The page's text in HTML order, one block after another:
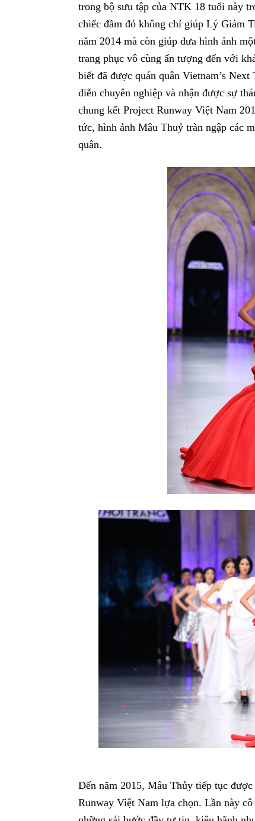
trong bộ sưu tập của NTK 18 tuổi này
chiếc đầm đỏ không chỉ giúp Lý Giám
năm 2014 mà còn giúp đưa hình ảnh
trang phục vô cùng ấn tượng đến với
biết đã được quán quân Vietnam’s
diễn chuyên nghiệp và nhận được sự
chung kết Project Runway Việt Nam
tức, hình ảnh Mâu Thuỷ tràn ngập các
quân.
Đến năm 2015, Mâu Thủy tiếp tục
Runway Việt Nam lựa chọn. Lần này